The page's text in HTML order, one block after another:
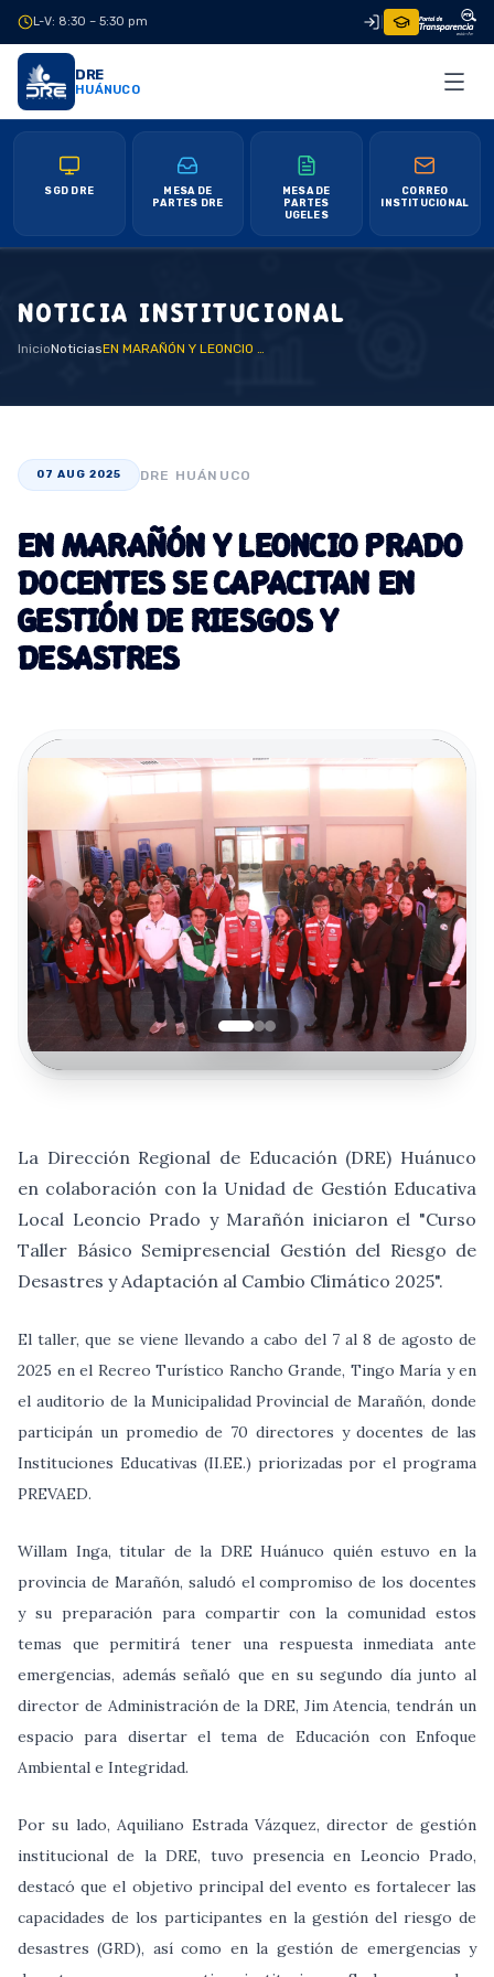
L-V: 8:30 – 5:30 pm
DRE
HUÁNUCO
SGD DRE
MESA DE
PARTES DRE
MESA DE
PARTES
UGELES
CORREO
INSTITUCIONAL
NOTICIA INSTITUCIONAL
InicioNoticias EN MARAÑÓN Y LEONCIO PRADO DOCENTES SE CAPACITAN EN GESTIÓN DE RIESGOS Y DESASTRES
07 AUG 2025 DRE HUÁNUCO
EN MARAÑÓN Y LEONCIO PRADO
DOCENTES SE CAPACITAN EN
GESTIÓN DE RIESGOS Y
DESASTRES
La Dirección Regional de Educación (DRE) Huánuco
en colaboración con la Unidad de Gestión Educativa
Local Leoncio Prado y Marañón iniciaron el "Curso
Taller Básico Semipresencial Gestión del Riesgo de
Desastres y Adaptación al Cambio Climático 2025".
El taller, que se viene llevando a cabo del 7 al 8 de agosto de
2025 en el Recreo Turístico Rancho Grande, Tingo María y en
el auditorio de la Municipalidad Provincial de Marañón, donde
participán un promedio de 70 directores y docentes de las
Instituciones Educativas (II.EE.) priorizadas por el programa
PREVAED.
Willam Inga, titular de la DRE Huánuco quién estuvo en la
provincia de Marañón, saludó el compromiso de los docentes
y su preparación para compartir con la comunidad estos
temas que permitirá tener una respuesta inmediata ante
emergencias, además señaló que en su segundo día junto al
director de Administración de la DRE, Jim Atencia, tendrán un
espacio para disertar el tema de Educación con Enfoque
Ambiental e Integridad.
Por su lado, Aquiliano Estrada Vázquez, director de gestión
institucional de la DRE, tuvo presencia en Leoncio Prado,
destacó que el objetivo principal del evento es fortalecer las
capacidades de los participantes en la gestión del riesgo de
desastres (GRD), así como en la gestión de emergencias y